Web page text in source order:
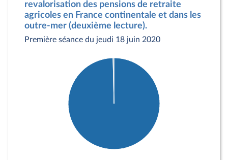
revalorisation des pensions de retraite
agricoles en France continentale et dans les
outre-mer (deuxième lecture).
Première séance du jeudi 18 juin 2020